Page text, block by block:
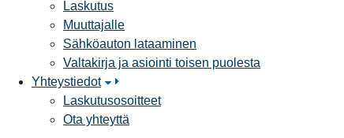
i
n
Laskutus
Muuttajalle
Sähköauton lataaminen
Valtakirja ja asiointi toisen puolesta
Yhteystiedot
Laskutusosoitteet
Ota yhteyttä